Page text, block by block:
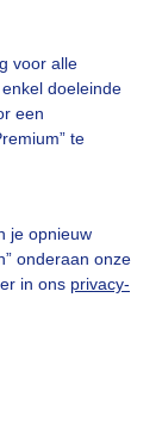
voor alle
doeleinde
een
te
je opnieuw
onderaan onze
in ons privacy-